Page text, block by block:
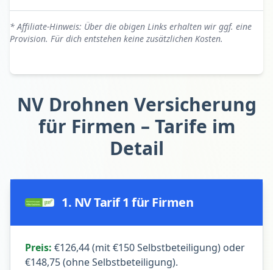
* Affiliate-Hinweis: Über die obigen Links erhalten wir ggf. eine
Provision. Für dich entstehen keine zusätzlichen Kosten.
NV Drohnen Versicherung
für Firmen – Tarife im
Detail
1. NV Tarif 1 für Firmen
Preis: €126,44 (mit €150 Selbstbeteiligung) oder
€148,75 (ohne Selbstbeteiligung).